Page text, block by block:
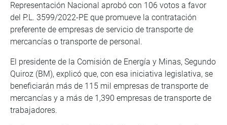
Representación Nacional aprobó con 106 votos a favor
del P.L. 3599/2022-PE que promueve la contratación
preferente de empresas de servicio de transporte de
mercancías o transporte de personal.
El presidente de la Comisión de Energía y Minas, Segundo
Quiroz (BM), explicó que, con esa iniciativa legislativa, se
beneficiarán más de 115 mil empresas de transporte de
mercancías y a más de 1,390 empresas de transporte de
trabajadores.